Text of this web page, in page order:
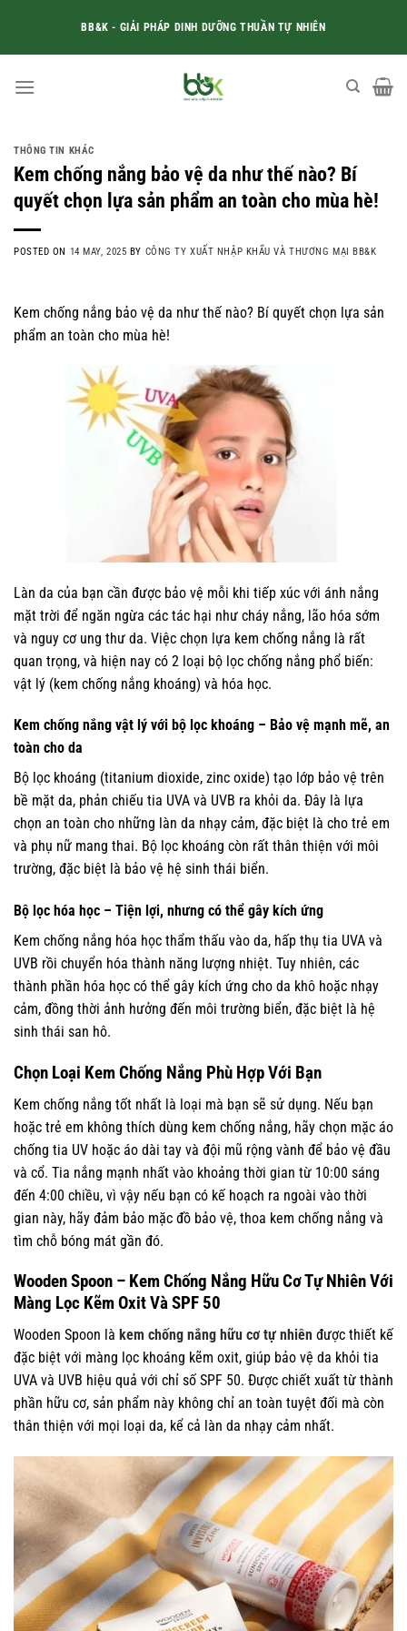
content
BB&K - GIẢI PHÁP DINH DƯỠNG THUẦN TỰ NHIÊN
THÔNG TIN KHÁC
Kem chống nắng bảo vệ da như thế nào? Bí
quyết chọn lựa sản phẩm an toàn cho mùa hè!
POSTED ON 14 MAY, 2025 BY CÔNG TY XUẤT NHẬP KHẨU VÀ THƯƠNG MẠI BB&K
Kem chống nắng bảo vệ da như thế nào? Bí quyết chọn lựa sản
phẩm an toàn cho mùa hè!
Làn da của bạn cần được bảo vệ mỗi khi tiếp xúc với ánh nắng
mặt trời để ngăn ngừa các tác hại như cháy nắng, lão hóa sớm
và nguy cơ ung thư da. Việc chọn lựa kem chống nắng là rất
quan trọng, và hiện nay có 2 loại bộ lọc chống nắng phổ biến:
vật lý (kem chống nắng khoáng) và hóa học.
Kem chống nắng vật lý với bộ lọc khoáng – Bảo vệ mạnh mẽ, an
toàn cho da
Bộ lọc khoáng (titanium dioxide, zinc oxide) tạo lớp bảo vệ trên
bề mặt da, phản chiếu tia UVA và UVB ra khỏi da. Đây là lựa
chọn an toàn cho những làn da nhạy cảm, đặc biệt là cho trẻ em
và phụ nữ mang thai. Bộ lọc khoáng còn rất thân thiện với môi
trường, đặc biệt là bảo vệ hệ sinh thái biển.
Bộ lọc hóa học – Tiện lợi, nhưng có thể gây kích ứng
Kem chống nắng hóa học thẩm thấu vào da, hấp thụ tia UVA và
UVB rồi chuyển hóa thành năng lượng nhiệt. Tuy nhiên, các
thành phần hóa học có thể gây kích ứng cho da khô hoặc nhạy
cảm, đồng thời ảnh hưởng đến môi trường biển, đặc biệt là hệ
sinh thái san hô.
Chọn Loại Kem Chống Nắng Phù Hợp Với Bạn
Kem chống nắng tốt nhất là loại mà bạn sẽ sử dụng. Nếu bạn
hoặc trẻ em không thích dùng kem chống nắng, hãy chọn mặc áo
chống tia UV hoặc áo dài tay và đội mũ rộng vành để bảo vệ đầu
và cổ. Tia nắng mạnh nhất vào khoảng thời gian từ 10:00 sáng
đến 4:00 chiều, vì vậy nếu bạn có kế hoạch ra ngoài vào thời
gian này, hãy đảm bảo mặc đồ bảo vệ, thoa kem chống nắng và
tìm chỗ bóng mát gần đó.
Wooden Spoon – Kem Chống Nắng Hữu Cơ Tự Nhiên Với
Màng Lọc Kẽm Oxit Và SPF 50
Wooden Spoon là kem chống nắng hữu cơ tự nhiên được thiết kế
đặc biệt với màng lọc khoáng kẽm oxit, giúp bảo vệ da khỏi tia
UVA và UVB hiệu quả với chỉ số SPF 50. Được chiết xuất từ thành
phần hữu cơ, sản phẩm này không chỉ an toàn tuyệt đối mà còn
thân thiện với mọi loại da, kể cả làn da nhạy cảm nhất.